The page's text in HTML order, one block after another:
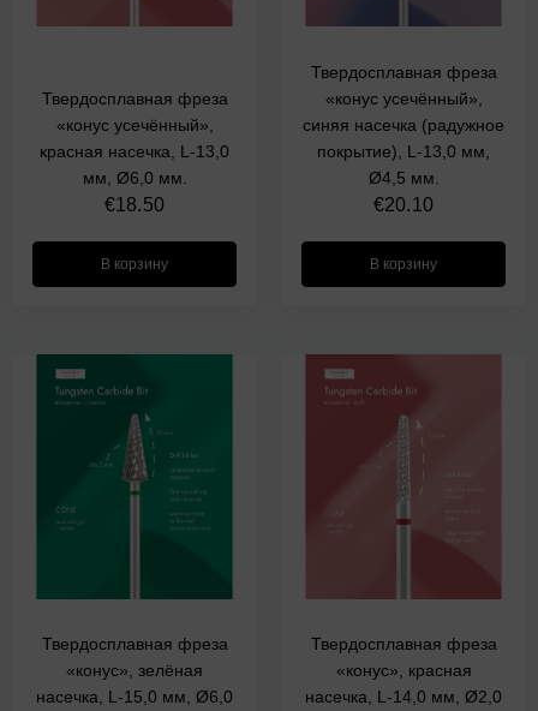
Твердосплавная фреза
«конус усечённый»,
красная насечка, L-13,0
мм, Ø6,0 мм.
€18.50
В корзину
Твердосплавная фреза
«конус усечённый»,
синяя насечка (радужное
покрытие), L-13,0 мм,
Ø4,5 мм.
€20.10
В корзину
Твердосплавная фреза
«конус», зелёная
насечка, L-15,0 мм, Ø6,0
Твердосплавная фреза
«конус», красная
насечка, L-14,0 мм, Ø2,0